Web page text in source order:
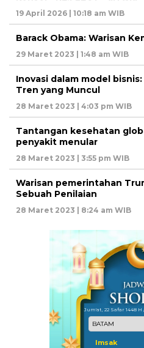
19 April 2026 | 10:18 am WIB
Barack Obama: Warisan
29 Maret 2023 | 1:48 am WIB
Inovasi dalam model
Tren yang Muncul
28 Maret 2023 | 4:03 pm WIB
Tantangan kesehatan
penyakit menular
28 Maret 2023 | 3:55 pm WIB
Warisan pemerintahan
Sebuah Penilaian
28 Maret 2023 | 8:24 am WIB
Jum'at, 22 Safar 1448
Imsak